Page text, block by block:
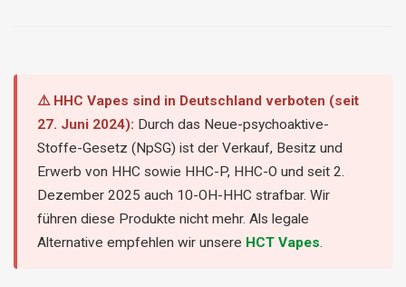
⚠️ HHC Vapes sind in Deutschland verboten (seit
27. Juni 2024): Durch das Neue-psychoaktive-
Stoffe-Gesetz (NpSG) ist der Verkauf, Besitz und
Erwerb von HHC sowie HHC-P, HHC-O und seit 2.
Dezember 2025 auch 10-OH-HHC strafbar. Wir
führen diese Produkte nicht mehr. Als legale
Alternative empfehlen wir unsere HCT Vapes.